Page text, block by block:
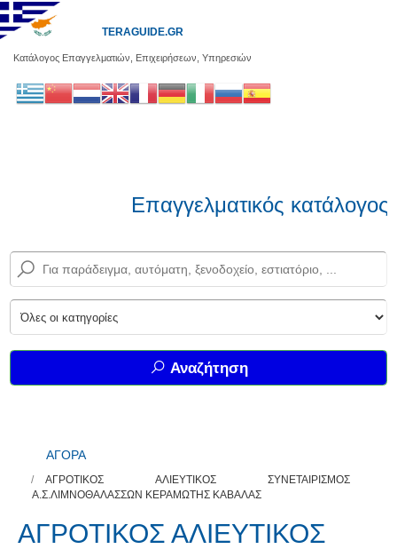
Κατάλογος Επαγγελματιών, Επιχειρήσεων, Υπηρεσιών
TERAGUIDE.GR
Επαγγελματικός
Αναζήτηση
ΑΓΟΡΑ
ΑΓΡΟΤΙΚΟΣ ΑΛΙΕΥΤΙΚΟΣ ΣΥΝΕΤΑΙΡΙΣΜΟΣ
Α.Σ.ΛΙΜΝΟΘΑΛΑΣΣΩΝ ΚΕΡΑΜΩΤΗΣ ΚΑΒΑΛΑΣ
ΑΓΡΟΤΙΚΟΣ ΑΛΙΕΥΤΙΚΟΣ